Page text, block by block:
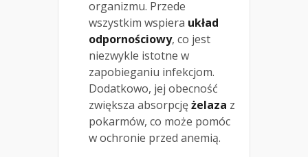
organizmu. Przede
wszystkim wspiera układ
odpornościowy, co jest
niezwykle istotne w
zapobieganiu infekcjom.
Dodatkowo, jej obecność
zwiększa absorpcjężelaza z
pokarmów, co może pomóc
w ochronie przed anemią.